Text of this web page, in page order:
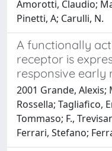
Amorotti, Claudio;
Pinetti, A; Carulli, N.
A functionally
receptor is
responsive early
2001 Grande,
Rossella; Tagliafico,
Tommaso; F.,
Ferrari, Stefano;